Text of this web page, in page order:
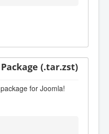
(.tar.zst)
for Joomla!